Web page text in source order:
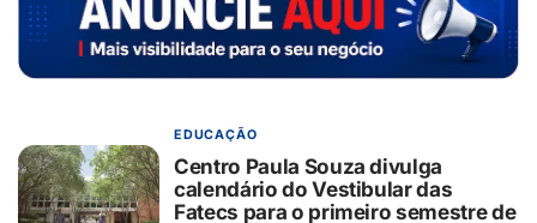
EDUCAÇÃO
Centro Paula Souza divulga
calendário do Vestibular das
Fatecs para o primeiro semestre de